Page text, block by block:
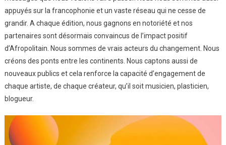
appuyés sur la francophonie et un vaste réseau qui ne cesse de
grandir. A chaque édition, nous gagnons en notoriété et nos
partenaires sont désormais convaincus de l’impact positif
d’Afropolitain. Nous sommes de vrais acteurs du changement. Nous
créons des ponts entre les continents. Nous captons aussi de
nouveaux publics et cela renforce la capacité d’engagement de
chaque artiste, de chaque créateur, qu’il soit musicien, plasticien,
blogueur.